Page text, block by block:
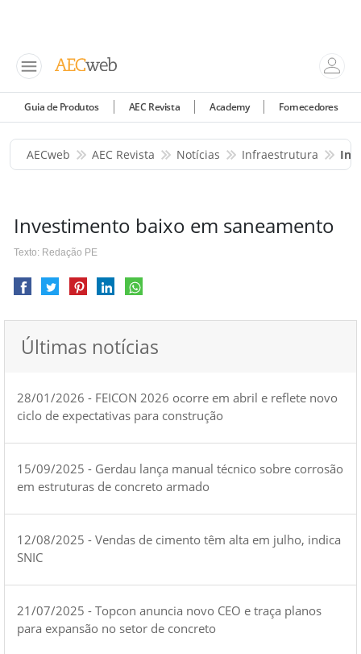
Guia de Produtos AEC Revista Academy Fornecedores
AECweb AEC Revista Notícias Infraestrutura
Investimento baixo em saneamento
Texto: Redação PE
Últimas notícias
28/01/2026 - FEICON 2026 ocorre em abril e reflete novo
ciclo de expectativas para construção
15/09/2025 - Gerdau lança manual técnico sobre corrosão
em estruturas de concreto armado
12/08/2025 - Vendas de cimento têm alta em julho, indica
SNIC
21/07/2025 - Topcon anuncia novo CEO e traça planos
para expansão no setor de concreto